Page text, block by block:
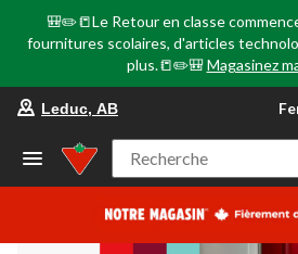
🎒✏️📒Le Retour en classe
fournitures scolaires, d'articles
plus.📒✏️🎒 Magasinez
votre
préféré
Leduc,
AB,
Leduc, AB
Recherche